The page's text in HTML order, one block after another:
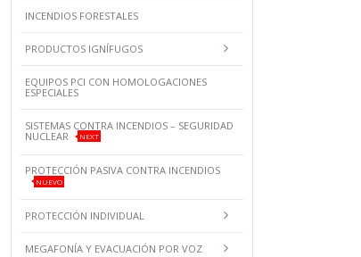
INCENDIOS FORESTALES
PRODUCTOS IGNÍFUGOS
EQUIPOS PCI CON HOMOLOGACIONES
ESPECIALES
SISTEMAS CONTRA INCENDIOS – SEGURIDAD
NUCLEAR
NEXT
PROTECCIÓN PASIVA CONTRA INCENDIOS
NUEVO
PROTECCIÓN INDIVIDUAL
MEGAFONÍA Y EVACUACIÓN POR VOZ